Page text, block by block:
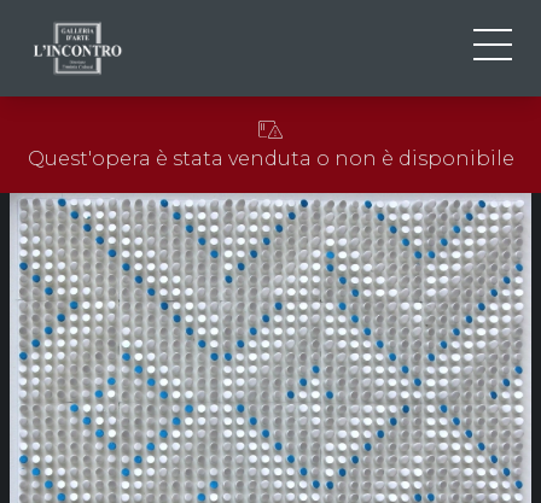
EN
FR
NEWS ED EVENTI
ARTISTI E OPERE
MOSTRE
CONTATTI
Quest'opera è stata venduta o non è disponibile